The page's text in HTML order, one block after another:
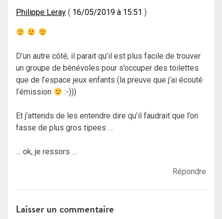
Philippe Leray 16/05/2019 à 15:51
D’un autre côté, il parait qu’il est plus facile de trouver
un groupe de bénévoles pour s’occuper des toilettes
que de l’espace jeux enfants (la preuve que j’ai écouté
l’émission
:-)))
Et j’attends de les entendre dire qu’il faudrait que l’on
fasse de plus gros tipees …
… ok, je ressors …
Répondre
Laisser un commentaire